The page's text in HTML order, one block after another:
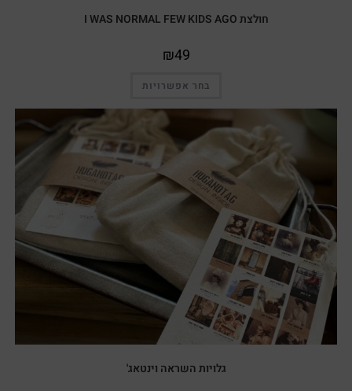
חולצת I WAS NORMAL FEW KIDS AGO
₪49
בחר אפשרויות
גלויות השראה וינטאג'